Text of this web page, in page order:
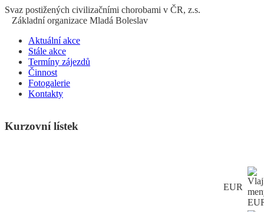
Svaz postižených civilizačními chorobami v ČR, z.s.
Základní organizace Mladá Boleslav
Aktuální akce
Stále akce
Termíny zájezdů
Činnost
Fotogalerie
Kontakty
Kurzovní lístek
EUR